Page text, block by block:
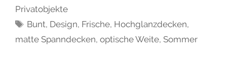
Privatobjekte
Bunt, Design, Frische, Hochglanzdecken,
matte Spanndecken, optische Weite, Sommer